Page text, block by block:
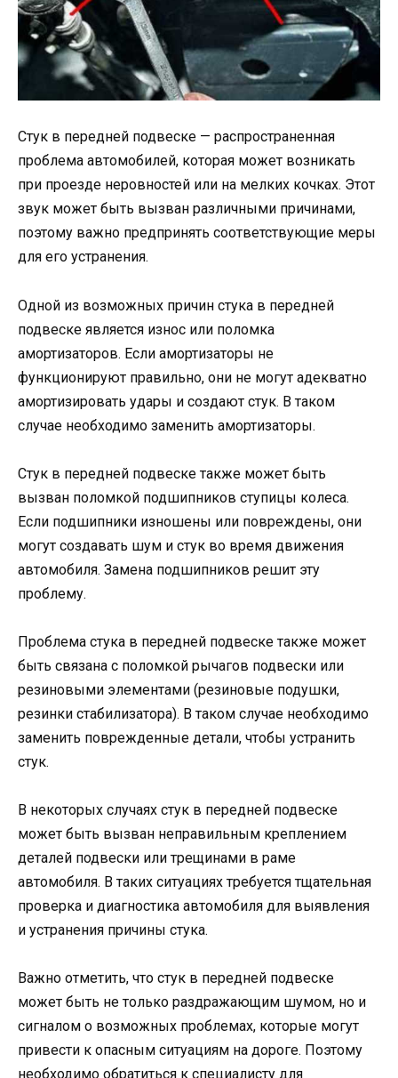
Стук в передней подвеске — распространенная
проблема автомобилей, которая может возникать
при проезде неровностей или на мелких кочках. Этот
звук может быть вызван различными причинами,
поэтому важно предпринять соответствующие меры
для его устранения.
Одной из возможных причин стука в передней
подвеске является износ или поломка
амортизаторов. Если амортизаторы не
функционируют правильно, они не могут адекватно
амортизировать удары и создают стук. В таком
случае необходимо заменить амортизаторы.
Стук в передней подвеске также может быть
вызван поломкой подшипников ступицы колеса.
Если подшипники изношены или повреждены, они
могут создавать шум и стук во время движения
автомобиля. Замена подшипников решит эту
проблему.
Проблема стука в передней подвеске также может
быть связана с поломкой рычагов подвески или
резиновыми элементами (резиновые подушки,
резинки стабилизатора). В таком случае необходимо
заменить поврежденные детали, чтобы устранить
стук.
В некоторых случаях стук в передней подвеске
может быть вызван неправильным креплением
деталей подвески или трещинами в раме
автомобиля. В таких ситуациях требуется тщательная
проверка и диагностика автомобиля для выявления
и устранения причины стука.
Важно отметить, что стук в передней подвеске
может быть не только раздражающим шумом, но и
сигналом о возможных проблемах, которые могут
привести к опасным ситуациям на дороге. Поэтому
необходимо обратиться к специалисту для